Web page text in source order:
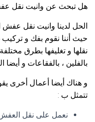
هل تبحث عن وانيت نقل
الحل لدينا وانيت نقل عفش
حيث أننا نقوم بفك و
نقلها و تغليفها بطرق
بالفلين ، بالفقاعات و أيضا
و هناك أيضا أعمال أخرى
تتمثل ب :
نعمل على نقل